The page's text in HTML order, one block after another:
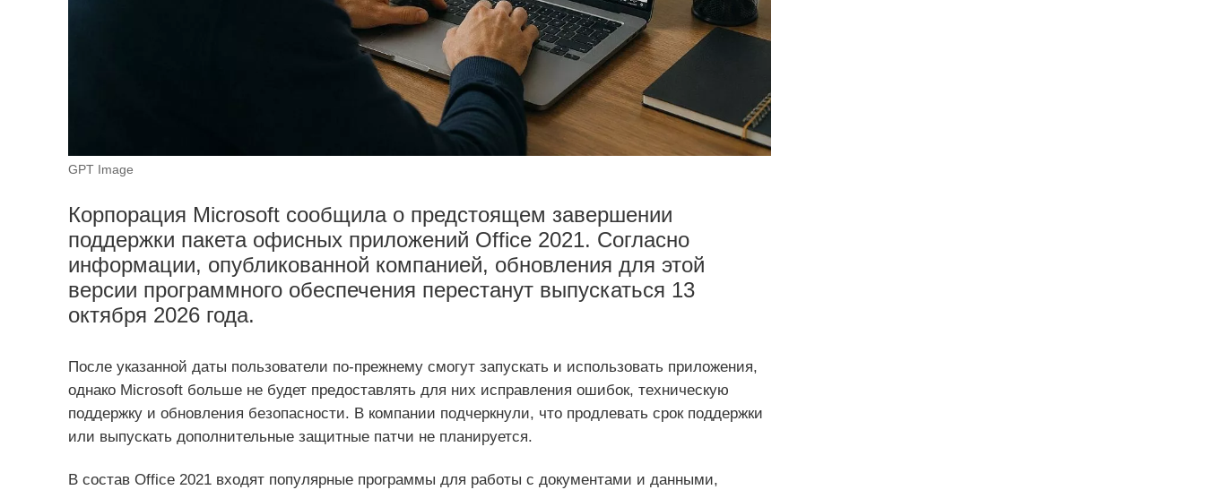
GPT Image
Корпорация Microsoft сообщила о предстоящем завершении
поддержки пакета офисных приложений Office 2021. Согласно
информации, опубликованной компанией, обновления для этой
версии программного обеспечения перестанут выпускаться 13
октября 2026 года.
После указанной даты пользователи по-прежнему смогут запускать и использовать приложения,
однако Microsoft больше не будет предоставлять для них исправления ошибок, техническую
поддержку и обновления безопасности. В компании подчеркнули, что продлевать срок поддержки
или выпускать дополнительные защитные патчи не планируется.
В состав Office 2021 входят популярные программы для работы с документами и данными,